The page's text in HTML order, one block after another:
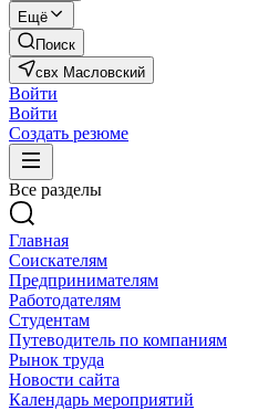
Ещё
Поиск
свх Масловский
Войти
Войти
Создать резюме
Все разделы
Главная
Соискателям
Предпринимателям
Работодателям
Студентам
Путеводитель по компаниям
Рынок труда
Новости сайта
Календарь мероприятий